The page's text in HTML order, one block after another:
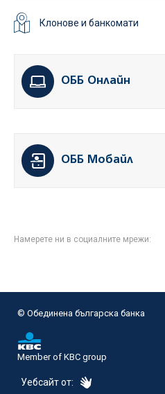
Клонове и банкомати
ОББ Онлайн
ОББ Мобайл
Намерете ни в социалните мрежи:
© Oбединена българска банка
Member of KBC group
Уебсайт от: eDesign